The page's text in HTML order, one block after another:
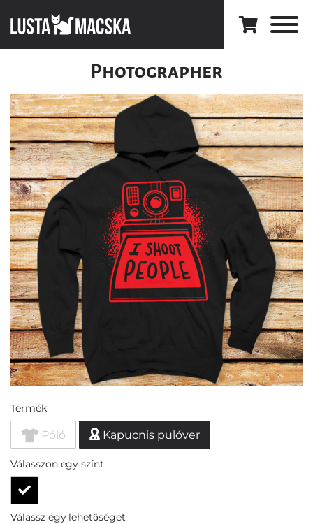
Photographer
Termék
Póló Kapucnis pulóver
Válasszon egy színt
Válassz egy lehetőséget